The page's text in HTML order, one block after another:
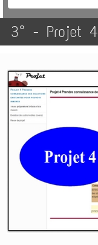
3° - Projet 4